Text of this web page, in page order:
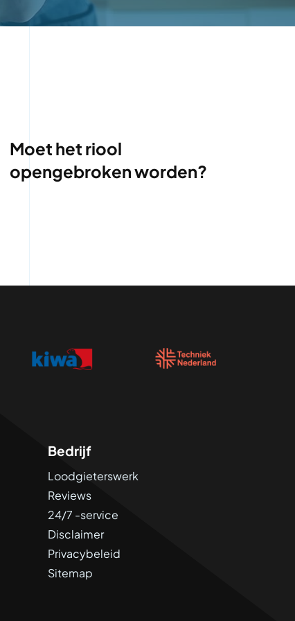
Moet het riool
opengebroken worden?
Bedrijf
Loodgieterswerk
Reviews
24/7 -service
Disclaimer
Privacybeleid
Sitemap